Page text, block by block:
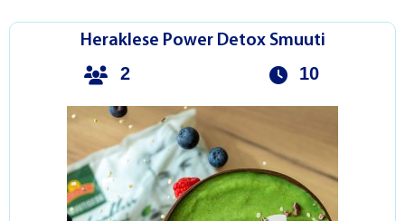
Heraklese Power Detox Smuuti
2 10